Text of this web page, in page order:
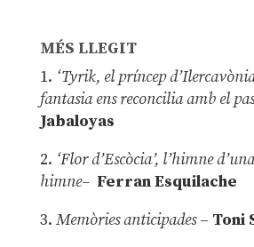
MÉS LLEGIT
1. ‘Tyrik, el príncep
fantasia ens reconcilia amb el
Jabaloyas
2. ‘Flor d’Escòcia’, l’himne
himne– Ferran Esquilache
3. Memòries anticipades– Toni